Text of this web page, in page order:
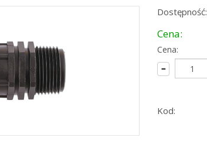
Dostępność:
Cena:
Cena:
Kod: